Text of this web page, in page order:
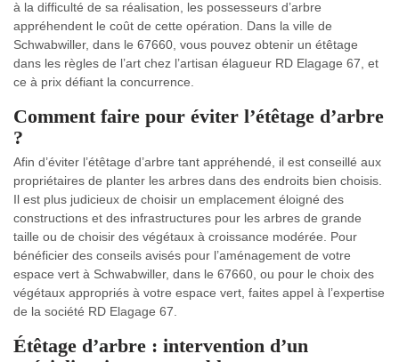
à la difficulté de sa réalisation, les possesseurs d’arbre
appréhendent le coût de cette opération. Dans la ville de
Schwabwiller, dans le 67660, vous pouvez obtenir un étêtage
dans les règles de l’art chez l’artisan élagueur RD Elagage 67, et
ce à prix défiant la concurrence.
Comment faire pour éviter l’étêtage d’arbre
?
Afin d’éviter l’étêtage d’arbre tant appréhendé, il est conseillé aux
propriétaires de planter les arbres dans des endroits bien choisis.
Il est plus judicieux de choisir un emplacement éloigné des
constructions et des infrastructures pour les arbres de grande
taille ou de choisir des végétaux à croissance modérée. Pour
bénéficier des conseils avisés pour l’aménagement de votre
espace vert à Schwabwiller, dans le 67660, ou pour le choix des
végétaux appropriés à votre espace vert, faites appel à l’expertise
de la société RD Elagage 67.
Étêtage d’arbre : intervention d’un